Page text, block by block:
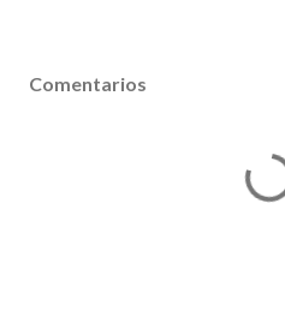
Comentarios